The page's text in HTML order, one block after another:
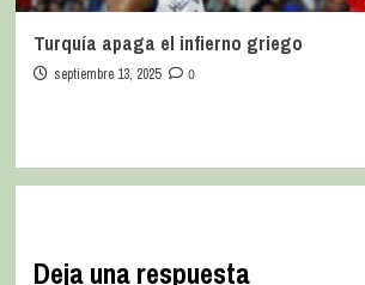
Turquía apaga el infierno griego
septiembre 13, 2025 0
Deja una respuesta